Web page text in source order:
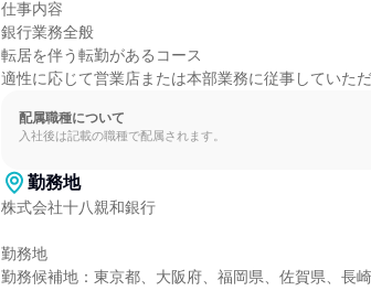
仕事内容
銀行業務全般
転居を伴う転勤があるコース
適性に応じて営業店または本部業務に従事していただ
配属職種について
入社後は記載の職種で配属されます。
勤務地
株式会社十八親和銀行
勤務地
勤務候補地：東京都、大阪府、福岡県、佐賀県、長